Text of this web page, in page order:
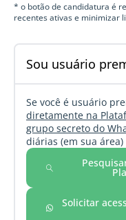
* o botão de candidatura é
recentes ativas e minimizar
Sou usuário
Se você é usuário
diretamente na
grupo secreto do
diárias (em sua
Solicitar